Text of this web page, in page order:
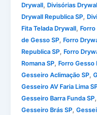
Drywall, Divisórias
Drywall Republica SP,
Fita Telada Drywall,
de Gesso SP, Forro
Republica SP, Forro
Romana SP, Forro Gesso
Gesseiro Aclimação SP,
Gesseiro AV Faria Lima
Gesseiro Barra Funda SP
Gesseiro Brás SP,